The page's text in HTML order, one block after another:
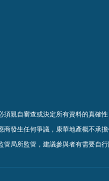
須親自審查或決定所有資料的真確性
發生任何爭議，康華地產概不承擔
局所監管，建議參與者有需要自